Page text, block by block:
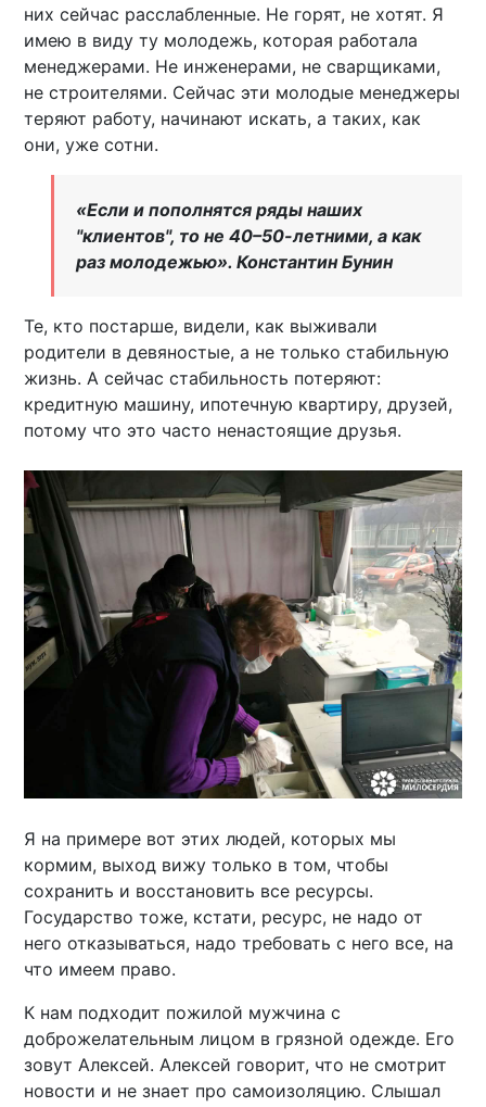
них сейчас расслабленные. Не горят, не хотят. Я
имею в виду ту молодежь, которая работала
менеджерами. Не инженерами, не сварщиками,
не строителями. Сейчас эти молодые менеджеры
теряют работу, начинают искать, а таких, как
они, уже сотни.
«Если и пополнятся ряды наших
"клиентов", то не 40–50-летними, а как
раз молодежью». Константин Бунин
Те, кто постарше, видели, как выживали
родители в девяностые, а не только стабильную
жизнь. А сейчас стабильность потеряют:
кредитную машину, ипотечную квартиру, друзей,
потому что это часто ненастоящие друзья.
Я на примере вот этих людей, которых мы
кормим, выход вижу только в том, чтобы
сохранить и восстановить все ресурсы.
Государство тоже, кстати, ресурс, не надо от
него отказываться, надо требовать с него все, на
что имеем право.
К нам подходит пожилой мужчина с
доброжелательным лицом в грязной одежде. Его
зовут Алексей. Алексей говорит, что не смотрит
новости и не знает про самоизоляцию. Слышал